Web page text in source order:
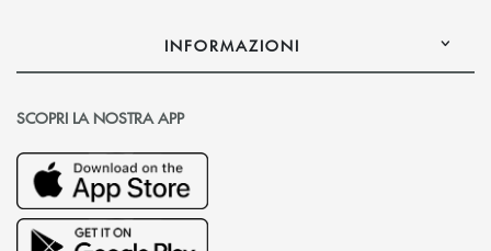
INFORMAZIONI
SCOPRI LA NOSTRA APP